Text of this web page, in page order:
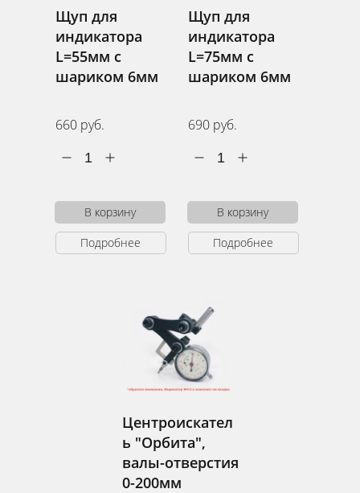
Щуп для
индикатора
L=55мм с
шариком 6мм
660 руб.
1
В корзину
Подробнее
Щуп для
индикатора
L=75мм с
шариком 6мм
690 руб.
1
В корзину
Подробнее
Центроискател
ь "Орбита",
валы-отверстия
0-200мм